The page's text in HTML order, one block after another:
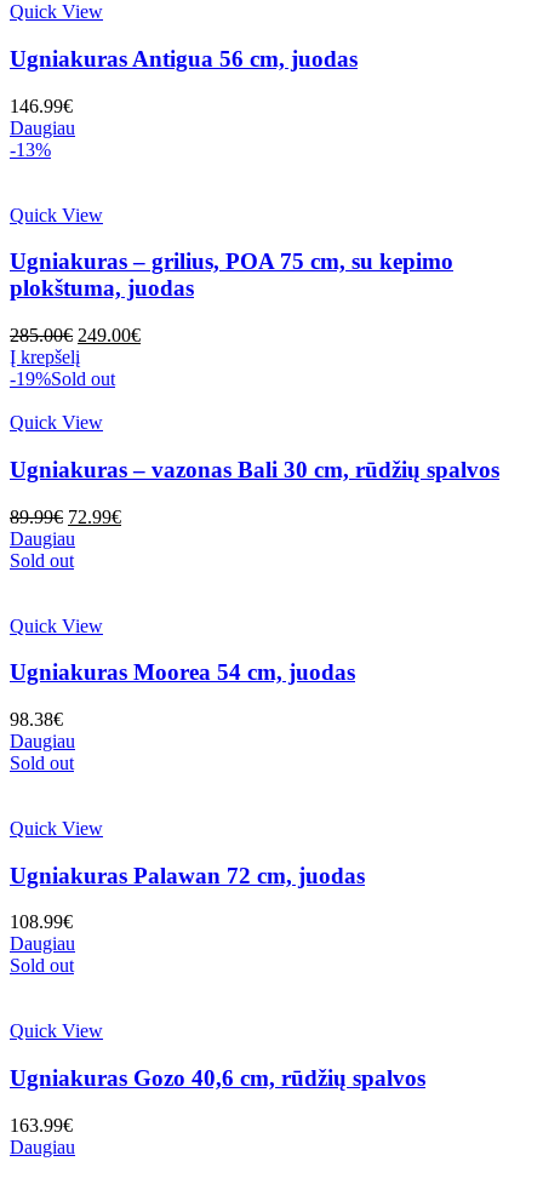
Quick View
Ugniakuras Antigua 56 cm, juodas
146.99€
Daugiau
-13%
Quick View
Ugniakuras – grilius, POA 75 cm, su kepimo
plokštuma, juodas
285.00€ Original
price
was:
249.00€Current
Į krepšelį
-19%Sold out
Quick View
Ugniakuras – vazonas Bali 30 cm, rūdžių spalvos
89.99€ Original
price
was:
72.99€Current
Daugiau
Sold out
Quick View
Ugniakuras Moorea 54 cm, juodas
98.38€
Daugiau
Sold out
Quick View
Ugniakuras Palawan 72 cm, juodas
108.99€
Daugiau
Sold out
Quick View
Ugniakuras Gozo 40,6 cm, rūdžių spalvos
163.99€
Daugiau